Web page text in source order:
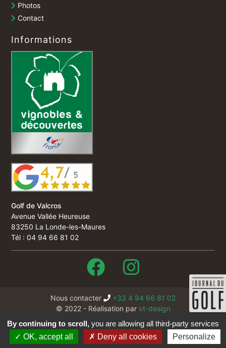
Photos
Contact
Informations
Golf de Valcros
Avenue Vallée Heureuse
83250 La Londe-les-Maures
Tél : 04 94 66 81 02
Nous contacter
+33 4 94 66 81 02
© 2022 - Réalisation par vt-design
Cookies
Mentions légales & crédits
Politique de confidentialité
By continuing to scroll, you are allowing all third-party services
OK, accept all
Deny all cookies Personalize